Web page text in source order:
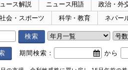
ース解説 ニュース用語 政治・外
社会・スポーツ 科学・教育 ネパー
期間検索： から